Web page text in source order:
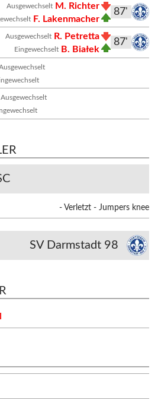
87'
Ausgewechselt M. Richter
F. Lakenmacher
87'
Ausgewechselt R. Petretta
Eingewechselt B. Białek
Ausgewechselt
- Verletzt - Jumpers knee
SV Darmstadt 98